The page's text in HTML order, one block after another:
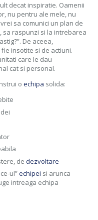
decat inspiratie. Oamenii
nu pentru ale mele, nu
sa comunici un plan de
sa raspunzi si la intrebarea
De aceea,
insotite si de actiuni.
care le dau
cat si personal.
o echipa solida:
de dezvoltare
ul”echipei si arunca
intreaga echipa